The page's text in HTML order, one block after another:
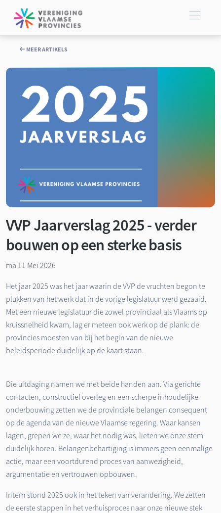
MEER ARTIKELS
VVP Jaarverslag 2025 - verder
bouwen op een sterke basis
ma 11 Mei 2026
Het jaar 2025 was het jaar waarin de VVP de vruchten begon te
plukken van het werk dat in de vorige legislatuur werd gezaaid.
Met een nieuwe legislatuur die zowel provinciaal als Vlaams op
kruissnelheid kwam, lag er meteen ook werk op de plank: de
provincies moesten van bij het begin van de nieuwe
beleidsperiode duidelijk op de kaart staan.
Die uitdaging namen we met beide handen aan. Via gerichte
contacten, constructief overleg en een scherpe inhoudelijke
onderbouwing zetten we de provinciale belangen consequent
op de agenda van de nieuwe Vlaamse regering. Waar kansen
lagen, grepen we ze, waar het nodig was, lieten we onze stem
duidelijk horen. Belangenbehartiging is immers geen eenmalige
actie, maar een voortdurend proces van aanwezigheid,
argumentatie en vertrouwen opbouwen.
Intern stond 2025 ook in het teken van verandering. We zetten
de eerste stappen in het verhuisproces naar onze nieuwe stek